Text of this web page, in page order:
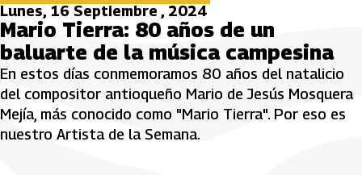
Lunes, 16 Septiembre , 2024
Mario Tierra: 80 años de un
baluarte de la música campesina
En estos días conmemoramos 80 años del natalicio
del compositor antioqueño Mario de Jesús Mosquera
Mejía, más conocido como "Mario Tierra". Por eso es
nuestro Artista de la Semana.